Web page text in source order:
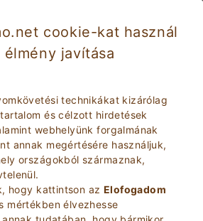
cookie-kat használ
javítása
technikákat kizárólag
és célzott hirdetések
webhelyünk forgalmának
annak megértésére használjuk,
országokból származnak,
hogy kattintson az Elofogadom
mértékben élvezhesse
5586
(Lásd Térkép)
25Ágyhelyek
BOOK